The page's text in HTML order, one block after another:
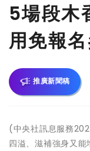
5場段木
用免報
推廣新聞稿
(中央社訊息服務
四溢、滋補強身又能